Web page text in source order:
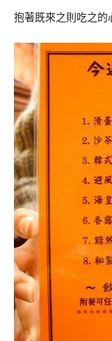
抱著既來之則吃之